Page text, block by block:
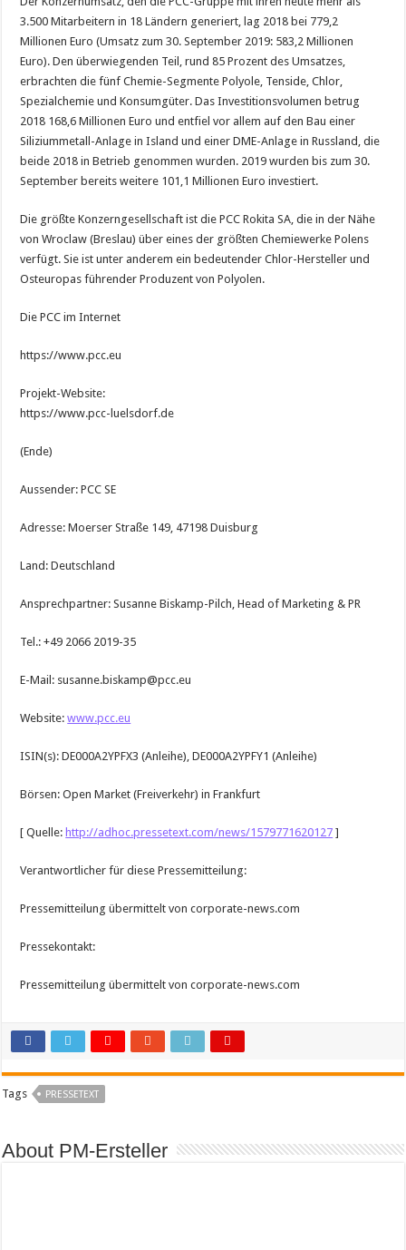
3.500 Mitarbeitern in 18 Ländern generiert, lag 2018 bei 779,2
Millionen Euro (Umsatz zum 30. September 2019: 583,2 Millionen
Euro). Den überwiegenden Teil, rund 85 Prozent des Umsatzes,
erbrachten die fünf Chemie-Segmente Polyole, Tenside, Chlor,
Spezialchemie und Konsumgüter. Das Investitionsvolumen betrug
2018 168,6 Millionen Euro und entfiel vor allem auf den Bau einer
Siliziummetall-Anlage in Island und einer DME-Anlage in Russland, die
beide 2018 in Betrieb genommen wurden. 2019 wurden bis zum 30.
September bereits weitere 101,1 Millionen Euro investiert.
Die größte Konzerngesellschaft ist die PCC Rokita SA, die in der Nähe
von Wroclaw (Breslau) über eines der größten Chemiewerke Polens
verfügt. Sie ist unter anderem ein bedeutender Chlor-Hersteller und
Osteuropas führender Produzent von Polyolen.
Die PCC im Internet
https://www.pcc.eu
Projekt-Website:
https://www.pcc-luelsdorf.de
(Ende)
Aussender: PCC SE
Adresse: Moerser Straße 149, 47198 Duisburg
Land: Deutschland
Ansprechpartner: Susanne Biskamp-Pilch, Head of Marketing & PR
Tel.: +49 2066 2019-35
E-Mail: susanne.biskamp@pcc.eu
Website:www.pcc.eu
ISIN(s): DE000A2YPFX3 (Anleihe), DE000A2YPFY1 (Anleihe)
Börsen: Open Market (Freiverkehr) in Frankfurt
[ Quelle:http://adhoc.pressetext.com/news/1579771620127 ]
Verantwortlicher für diese Pressemitteilung:
Pressemitteilung übermittelt von corporate-news.com
Pressekontakt:
Pressemitteilung übermittelt von corporate-news.com
Tags PRESSETEXT
About PM-Ersteller